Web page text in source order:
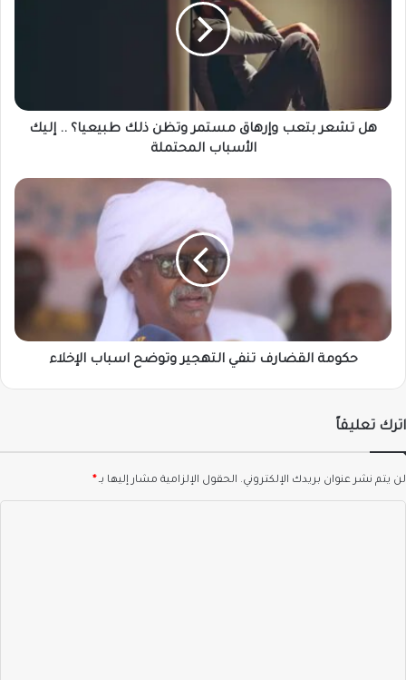
..
إليكهل تشعر بتعب وإرهاق مستمر وتظن ذلك طبيعيا؟ .. إليك
الأسباب المحتملة
حكومة
اسباب
حكومة القضارف تنفي التهجير وتوضح اسباب الإخلاء
اترك تعليقاً
لن يتم نشر عنوان بريدك الإلكتروني. الحقول الإلزامية مشار إليها بـ*